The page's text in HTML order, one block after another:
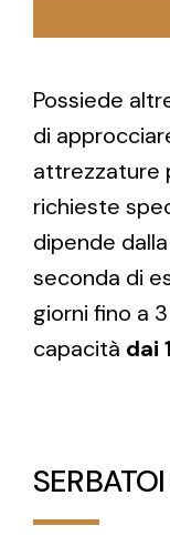
Possiede
di
attrezzature
richieste
dipende
seconda di
giorni fino a
capacità dai